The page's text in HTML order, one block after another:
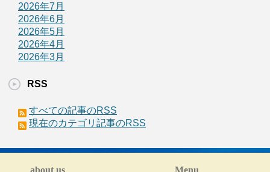
2026年7月
2026年6月
2026年5月
2026年4月
2026年3月
RSS
すべての記事のRSS
現在のカテゴリ記事のRSS